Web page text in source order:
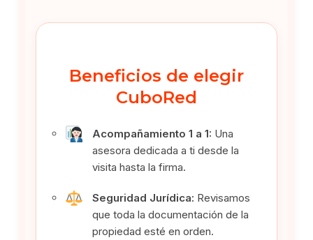
Beneficios de elegir
CuboRed
Acompañamiento 1 a 1: Una
asesora dedicada a ti desde la
visita hasta la firma.
Seguridad Jurídica: Revisamos
que toda la documentación de la
propiedad esté en orden.